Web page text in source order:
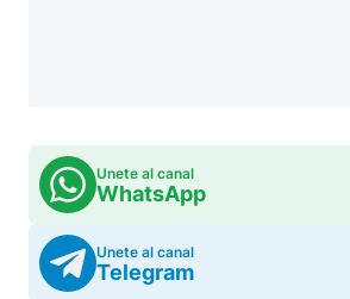
Unete al canal
WhatsApp
Unete al canal
Telegram